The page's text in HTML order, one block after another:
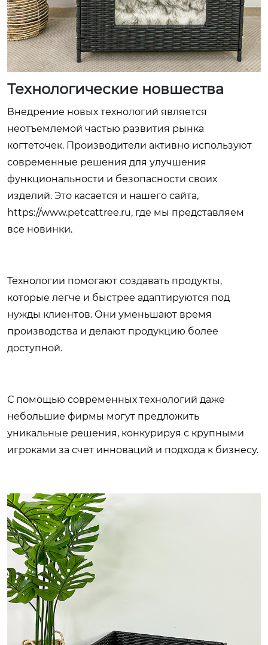
Технологические новшества
Внедрение новых технологий является
неотъемлемой частью развития рынка
когтеточек. Производители активно используют
современные решения для улучшения
функциональности и безопасности своих
изделий. Это касается и нашего сайта,
https://www.petcattree.ru, где мы представляем
все новинки.
Технологии помогают создавать продукты,
которые легче и быстрее адаптируются под
нужды клиентов. Они уменьшают время
производства и делают продукцию более
доступной.
С помощью современных технологий даже
небольшие фирмы могут предложить
уникальные решения, конкурируя с крупными
игроками за счет инноваций и подхода к бизнесу.